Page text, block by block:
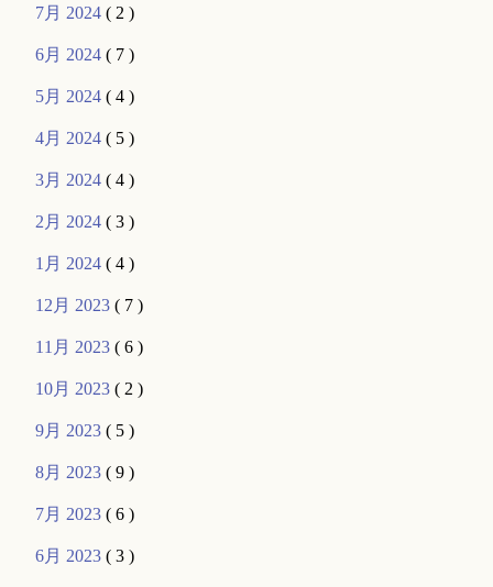
7月 2024( 2 )
6月 2024( 7 )
5月 2024( 4 )
4月 2024( 5 )
3月 2024( 4 )
2月 2024( 3 )
1月 2024( 4 )
12月 2023( 7 )
11月 2023( 6 )
10月 2023( 2 )
9月 2023( 5 )
8月 2023( 9 )
7月 2023( 6 )
6月 2023( 3 )